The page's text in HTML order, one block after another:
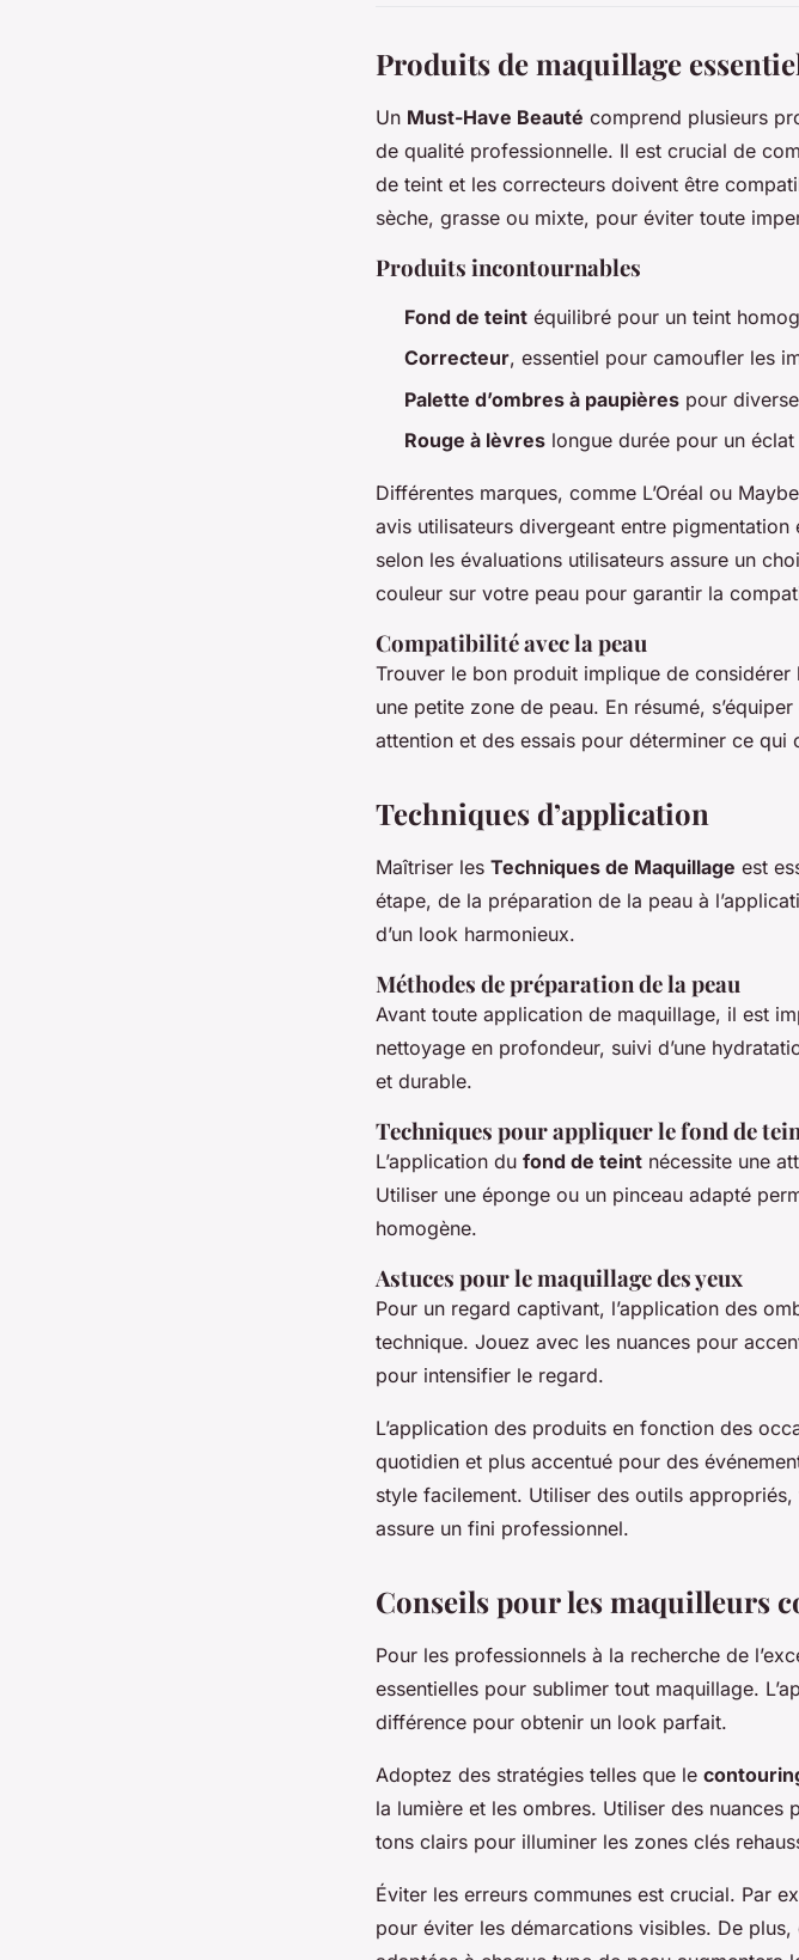
Produits de maquillage
Un Must-Have Beauté comprend plusieurs
de qualité professionnelle. Il est crucial de
de teint et les correcteurs doivent être
sèche, grasse ou mixte, pour éviter toute
Produits incontournables
Fond de teint équilibré pour un teint
Correcteur, essentiel pour camoufler les
Palette d’ombres à paupières pour
Rouge à lèvres longue durée pour un
Différentes marques, comme L’Oréal ou
avis utilisateurs divergeant entre pigmentation
selon les évaluations utilisateurs assure un
couleur sur votre peau pour garantir la
Compatibilité avec la peau
Trouver le bon produit implique de considérer
une petite zone de peau. En résumé, s’équiper
attention et des essais pour déterminer ce
Techniques d’application
Maîtriser les Techniques de Maquillage est
étape, de la préparation de la peau à
d’un look harmonieux.
Méthodes de préparation de la peau
Avant toute application de maquillage, il est
nettoyage en profondeur, suivi d’une
et durable.
Techniques pour appliquer le fond de
L’application du fond de teint nécessite une
Utiliser une éponge ou un pinceau adapté
homogène.
Astuces pour le maquillage des yeux
Pour un regard captivant, l’application des
technique. Jouez avec les nuances pour
pour intensifier le regard.
L’application des produits en fonction des
quotidien et plus accentué pour des
style facilement. Utiliser des outils
assure un fini professionnel.
Conseils pour les maquilleurs
Pour les professionnels à la recherche de
essentielles pour sublimer tout maquillage.
différence pour obtenir un look parfait.
Adoptez des stratégies telles que le
la lumière et les ombres. Utiliser des
tons clairs pour illuminer les zones clés
Éviter les erreurs communes est crucial. Par
pour éviter les démarcations visibles. De